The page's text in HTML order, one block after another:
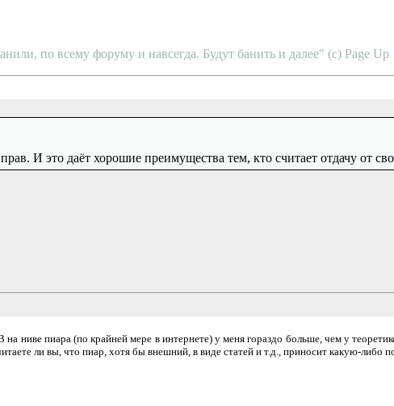
по всему форуму и навсегда. Будут банить и далее" (с) Page Up
И это даёт хорошие преимущества тем, кто считает отдачу от
пиара (по крайней мере в интернете) у меня гораздо больше, чем у
ли вы, что пиар, хотя бы внешний, в виде статей и т.д., приносит какую-либо